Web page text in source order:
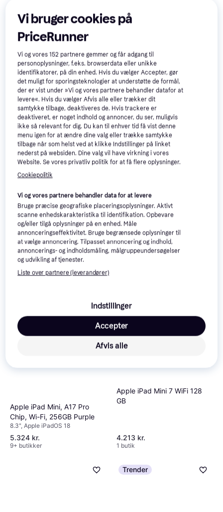
Apple iPad Mini 8.3 Gen
7 Wi-Fi Cellular 512GB
4.7
8.3", Apple iPadOS 18
9.786 kr.
9+ butikker
Apple iPad Air 7 2025
11 WiFi Cellular 512GB
Space Grey
11", Apple iPadOS 18
7.102 kr.
Eller 3 betalinger af 2.367 kr.
5 butikker
Apple iPad Mini, A17 Pro
Chip, Wi-Fi, 256GB Purple
8.3", Apple iPadOS 18
5.324 kr.
9+ butikker
Apple iPad Mini 7 WiFi 128
GB
4.213 kr.
1 butik
Trender
Vi bruger cookies på
PriceRunner
Vi og vores152 partnere gemmer og får adgang til
personoplysninger, f.eks. browserdata eller unikke
identifikatorer, på din enhed. Hvis du vælger Accepter, gør
det muligt for sporingsteknologier at understøtte de formål,
der er vist under »Vi og vores partnere behandler datafor at
levere«. Hvis du vælger Afvis alle eller trækker dit
samtykke tilbage, deaktiveres de. Hvis trackere er
deaktiveret, er noget indhold og annoncer, du ser, muligvis
ikke så relevant for dig. Du kan til enhver tid få vist denne
menu igen for at ændre dine valg eller trække samtykke
tilbage når som helst ved at klikke Indstillinger på linket
nederst på websiden. Dine valg vil have virkning i vores
Website. Se vores privatliv politik for at få flere oplysninger.
Cookiepolitik
Vi og vores partnere behandler data for at levere
Bruge præcise geografiske placeringsoplysninger. Aktivt
scanne enhedskarakteristika til identifikation. Opbevare
og/eller tilgå oplysninger på en enhed. Måle
annonceringseffektivitet. Bruge begrænsede oplysninger til
at vælge annoncering. Tilpasset annoncering og indhold,
annoncerings- og indholdsmåling, målgruppeundersøgelser
og udvikling af tjenester.
Liste over partnere (leverandører)
Indstillinger
Afvis alle
Accepter